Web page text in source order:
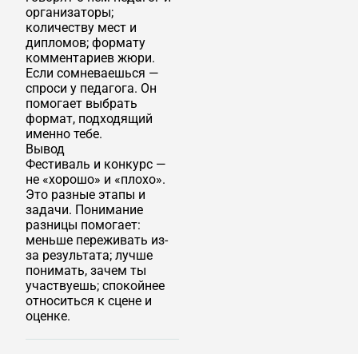
организаторы;
количеству мест и
дипломов; формату
комментариев жюри.
Если сомневаешься —
спроси у педагога. Он
помогает выбрать
формат, подходящий
именно тебе.
Вывод
Фестиваль и конкурс —
не «хорошо» и «плохо».
Это разные этапы и
задачи. Понимание
разницы помогает:
меньше переживать из-
за результата; лучше
понимать, зачем ты
участвуешь; спокойнее
относиться к сцене и
оценке.